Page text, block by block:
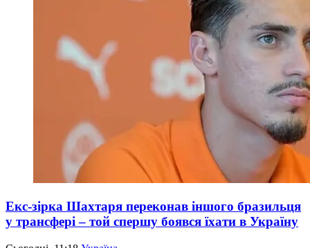
Екс-зірка Шахтаря переконав іншого бразильця
у трансфері – той спершу боявся їхати в Україну